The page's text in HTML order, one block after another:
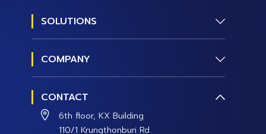
SOLUTIONS
Social Research
Social Management
Social Campaign
COMPANY
About us
Contact Us
Careers
CONTACT
6th floor, KX Building
110/1 Krungthonburi Rd.